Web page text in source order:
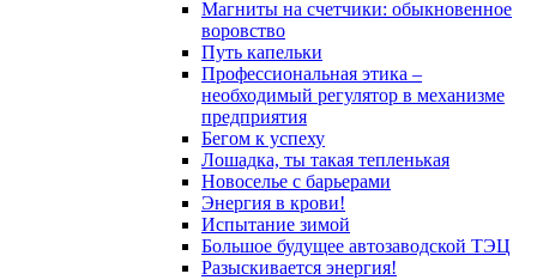
Магниты на счетчики: обыкновенное
воровство
Путь капельки
Профессиональная этика –
необходимый регулятор в механизме
предприятия
Бегом к успеху
Лошадка, ты такая тепленькая
Новоселье с барьерами
Энергия в крови!
Испытание зимой
Большое будущее автозаводской ТЭЦ
Разыскивается энергия!